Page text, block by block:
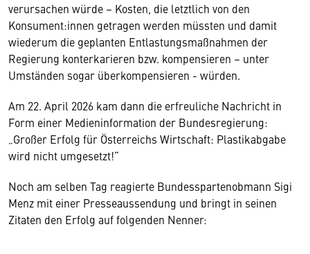
verursachen würde – Kosten, die letztlich von den
Konsument:innen getragen werden müssten und damit
wiederum die geplanten Entlastungsmaßnahmen der
Regierung konterkarieren bzw. kompensieren – unter
Umständen sogar überkompensieren - würden.
Am 22. April 2026 kam dann die erfreuliche Nachricht in
Form einer Medieninformation der Bundesregierung:
„Großer Erfolg für Österreichs Wirtschaft: Plastikabgabe
wird nicht umgesetzt!“
Noch am selben Tag reagierte Bundesspartenobmann Sigi
Menz mit einer Presseaussendung und bringt in seinen
Zitaten den Erfolg auf folgenden Nenner: